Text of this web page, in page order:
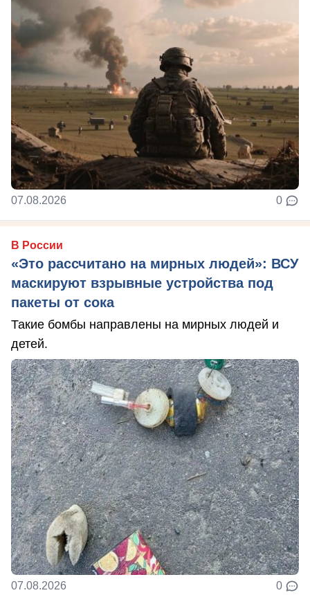
07.08.2026 0
В России
«Это рассчитано на мирных людей»: ВСУ
маскируют взрывные устройства под
пакеты от сока
Такие бомбы направлены на мирных людей и
детей.
07.08.2026 0